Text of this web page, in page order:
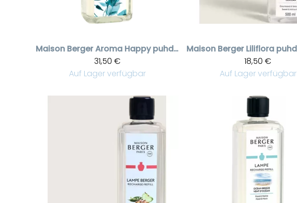
Maison Berger
Aroma Happy puhdistusneste 1000 ml
31,50 €
Auf Lager verfügbar
Maison Berger
18,50 €
Auf Lager verfügbar